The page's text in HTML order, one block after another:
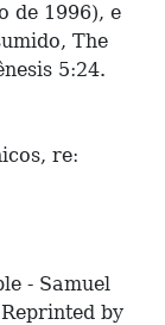
de 1996), e
The
5:24.
re:
- Samuel
by